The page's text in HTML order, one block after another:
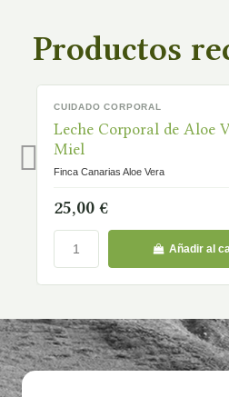
Productos
EN STOCK
CUIDADO CORPORAL
Leche Corporal de Aloe
Miel
Finca Canarias Aloe Vera
25,00 €
Añadir al